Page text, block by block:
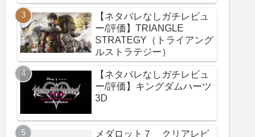
【ネタバレなしガチレビュ
ー/評価】TRIANGLE
STRATEGY（トライアング
ルストラテジー）
【ネタバレなしガチレビュ
ー/評価】キングダムハーツ
3D
メダロット７ クリアレビ